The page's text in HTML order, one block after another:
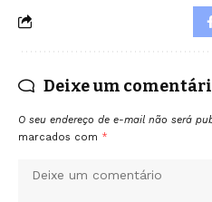
Deixe um
O seu endereço de e-mail não será
marcados com *